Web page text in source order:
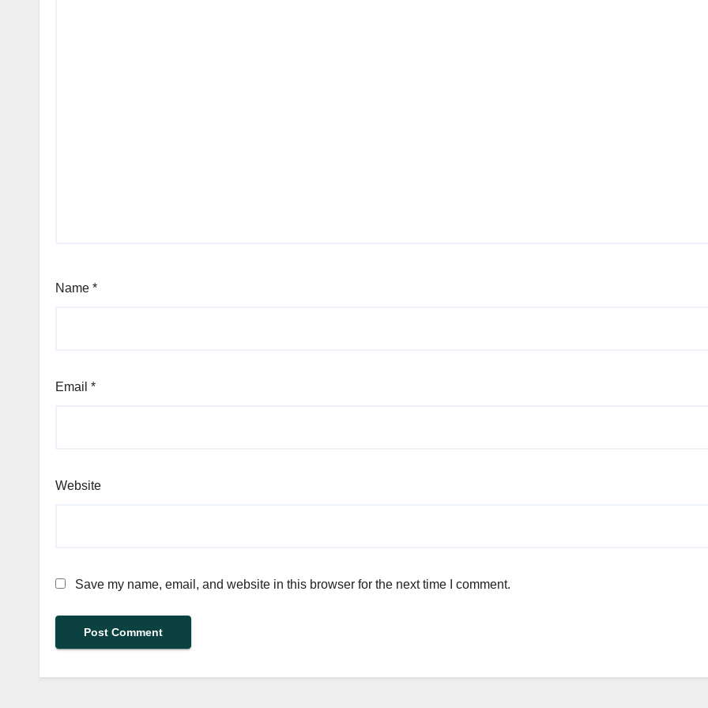
Name *
Email *
Website
Save my name, email, and website in this browser for the next time I comment.